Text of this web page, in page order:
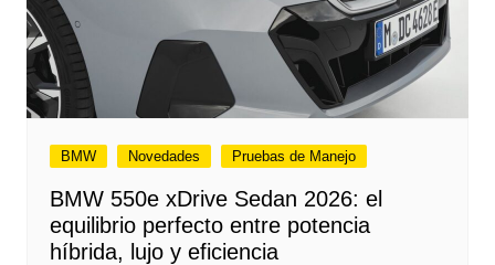
BMW Novedades Pruebas de Manejo
BMW 550e xDrive Sedan 2026: el
equilibrio perfecto entre potencia
híbrida, lujo y eficiencia